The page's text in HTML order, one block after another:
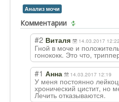
Анализ мочи
Комментарии
#2 Виталя 14.03.2017 12:22
Гной в моче и
гонококк. Это что,
#1 Анна 14.03.2017 12:19
У меня постоянно
хронический цистит, но
Лечить отказываются.